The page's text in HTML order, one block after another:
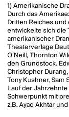
1) Amerikanische
Durch das
Dritten Reiches
entwickelte sich
amerikanischer
Theaterverlage
O´Neill, Thornton
den Grundstock.
Christopher
Tony Kushner, Sam
Lauf der
Schwerpunkt mit
z.B. Ayad Akhtar